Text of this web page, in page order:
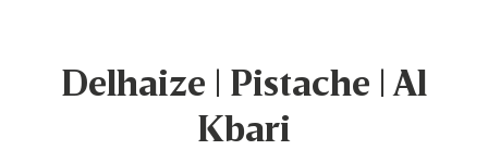
Delhaize | Pistache | Al
Kbari